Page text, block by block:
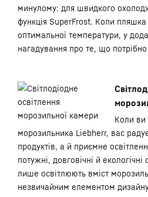
минулому: для швидкого
функція SuperFrost. Коли
оптимальної температури, у
нагадування про те, що потрібно
Коли ви
морозильника Liebherr, вас
продуктів, а й приємне
потужні, довговічні й
лише освітлюють вміст
незвичайним елементом